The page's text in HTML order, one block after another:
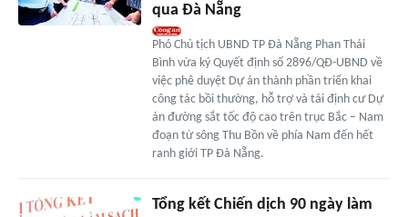
qua Đà Nẵng
Phó Chủ tịch UBND TP Đà Nẵng Phan Thái
Bình vừa ký Quyết định số 2896/QĐ-UBND về
việc phê duyệt Dự án thành phần triển khai
công tác bồi thường, hỗ trợ và tái định cư Dự
án đường sắt tốc độ cao trên trục Bắc – Nam
đoạn từ sông Thu Bồn về phía Nam đến hết
ranh giới TP Đà Nẵng.
Tổng kết Chiến dịch 90 ngày làm